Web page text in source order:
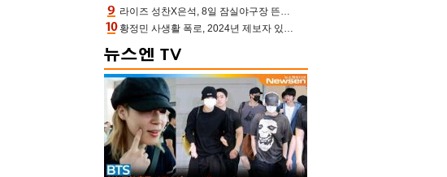
라이즈 성찬X은석, 8일 잠실야구장 뜬다…시구 시타+특별공연까지
황정민 사생활 폭로, 2024년 제보자 있었나 “네가 회사에 전화했니” 녹취록 공개 파장